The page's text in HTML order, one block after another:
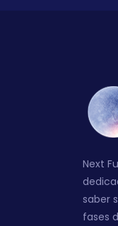
Next
saber
fases